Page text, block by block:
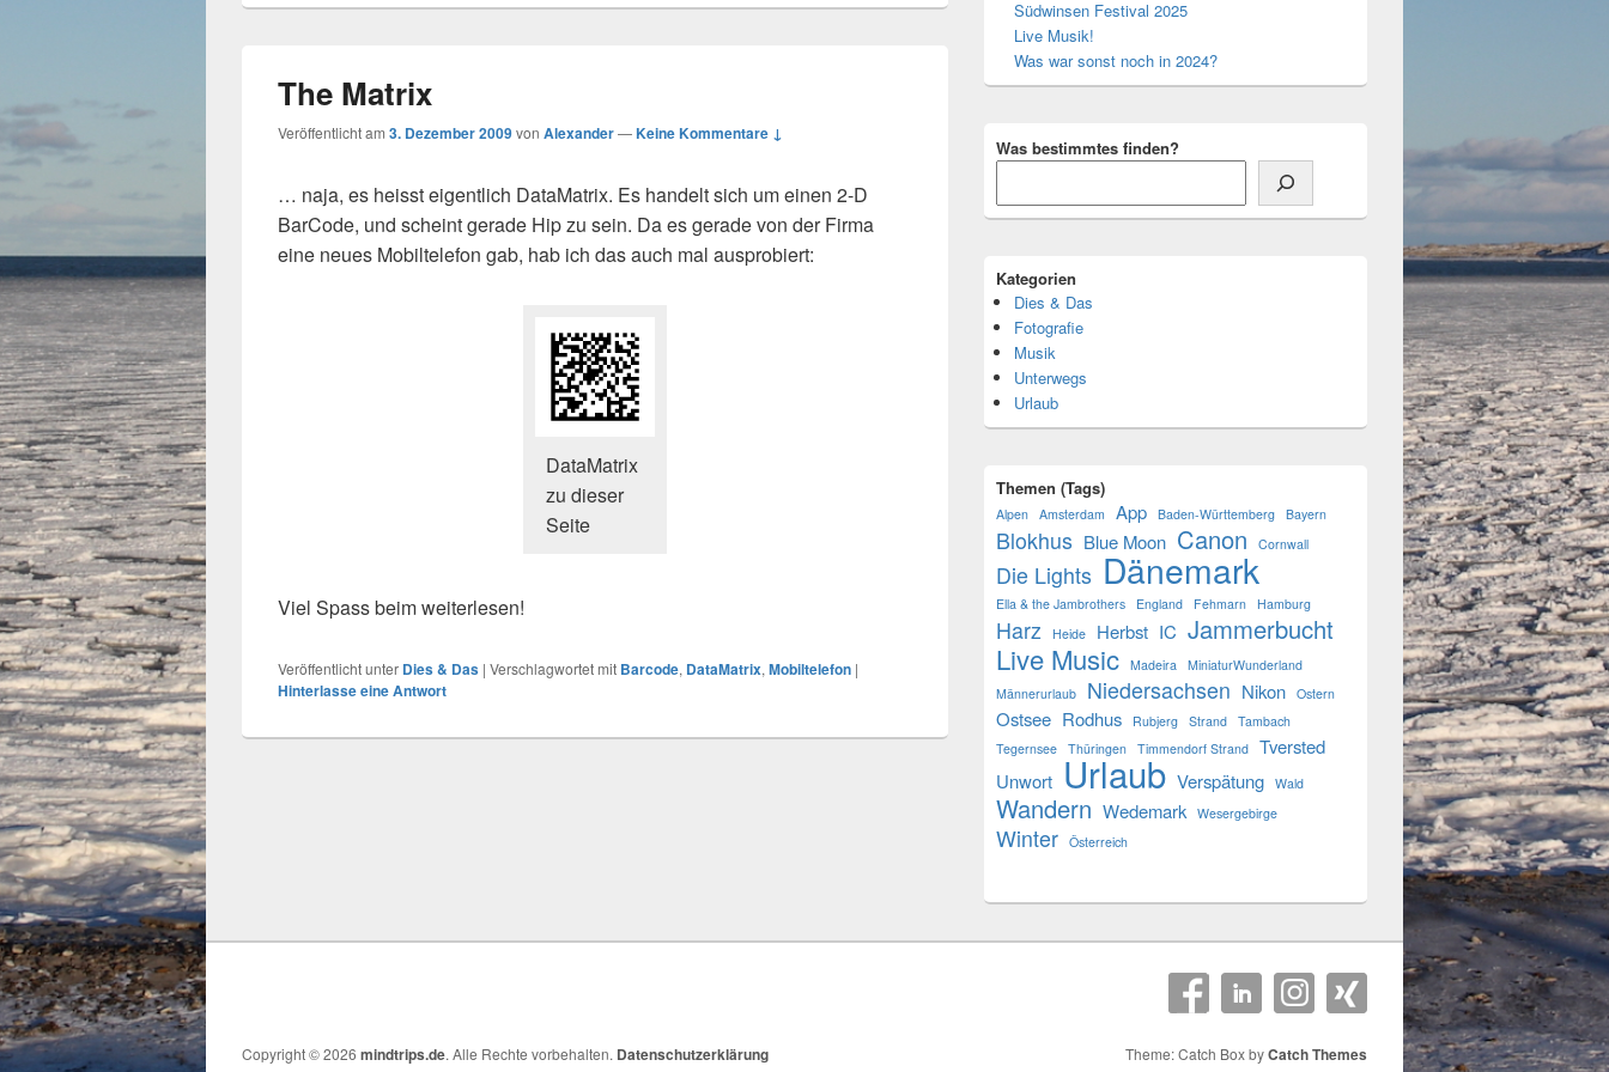
The Matrix
Veröffentlicht am 3. Dezember 2009von Alexander—Keine Kommentare ↓
… naja, es heisst eigentlich DataMatrix. Es handelt sich um einen 2-D
BarCode, und scheint gerade Hip zu sein. Da es gerade von der Firma
eine neues Mobiltelefon gab, hab ich das auch mal ausprobiert:
DataMatrix
zu dieser
Seite
Viel Spass beim weiterlesen!
Veröffentlicht unter Dies & Das | Verschlagwortet mit Barcode, DataMatrix, Mobiltelefon |
Hinterlasse eine Antwort
Südwinsen Festival 2025
Live Musik!
Was war sonst noch in 2024?
Was bestimmtes finden?
Kategorien
Dies & Das
Fotografie
Musik
Unterwegs
Urlaub
Themen (Tags)
Alpen Amsterdam App Baden-Württemberg Bayern
Blokhus Blue Moon Canon Cornwall
Die Lights Dänemark
Ella & the Jambrothers England Fehmarn Hamburg
Harz Heide Herbst IC Jammerbucht
Live Music Madeira MiniaturWunderland
Männerurlaub
Niedersachsen Nikon Ostern
Ostsee Rodhus Rubjerg Strand Tambach
Tegernsee Thüringen Timmendorf Strand Tversted
Unwort Urlaub Verspätung Wald
Wandern Wedemark Wesergebirge
Winter Österreich
Copyright © 2026 mindtrips.de. Alle Rechte vorbehalten. Datenschutzerklärung Theme: Catch Box byCatch Themes